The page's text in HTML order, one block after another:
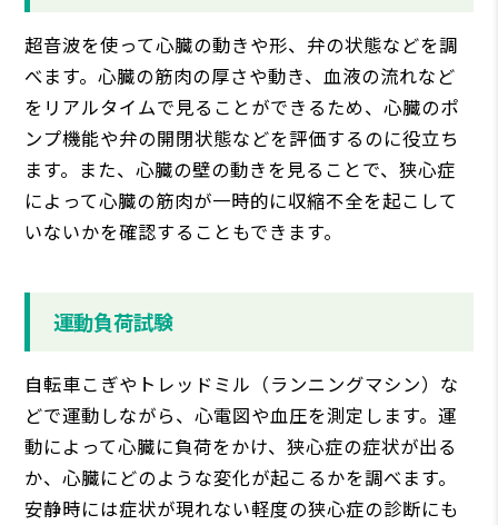
超音波を使って心臓の動きや形、弁の状態などを調
べます。心臓の筋肉の厚さや動き、血液の流れなど
をリアルタイムで見ることができるため、心臓のポ
ンプ機能や弁の開閉状態などを評価するのに役立ち
ます。また、心臓の壁の動きを見ることで、狭心症
によって心臓の筋肉が一時的に収縮不全を起こして
いないかを確認することもできます。
運動負荷試験
自転車こぎやトレッドミル（ランニングマシン）な
どで運動しながら、心電図や血圧を測定します。運
動によって心臓に負荷をかけ、狭心症の症状が出る
か、心臓にどのような変化が起こるかを調べます。
安静時には症状が現れない軽度の狭心症の診断にも